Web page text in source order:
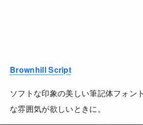
Brownhill Script
ソフトな印象の美しい筆記体フォン
な雰囲気が欲しいときに。